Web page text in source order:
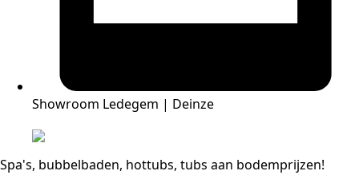
Showroom Ledegem | Deinze
Spa's, bubbelbaden, hottubs, tubs aan bodemprijzen!